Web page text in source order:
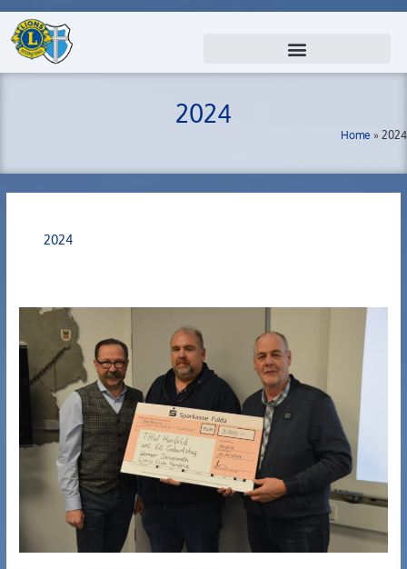
Zum
Inhalt
springen
2024
Home » 2024
2024
Lions-
Mitglied
Werner
Deisenroth
spendet
3.000
Euro
an
das
THW
Hünfeld